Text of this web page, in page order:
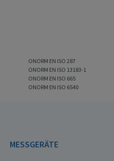
ONORM EN ISO 287
ONORM EN ISO 13183-1
ONORM EN ISO 665
ONORM EN ISO 6540
MESSGERÄTE